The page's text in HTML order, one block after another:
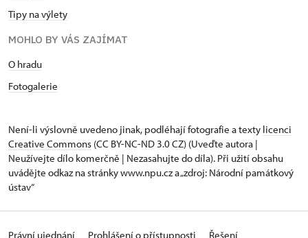
Tipy na výlety
MOHLO BY VÁS ZAJÍMAT
O hradu
Fotogalerie
Není-li výslovně uvedeno jinak, podléhají fotografie a texty licenci
Creative Commons (CC BY-NC-ND 3.0 CZ) (Uveďte autora |
Neužívejte dílo komerčně | Nezasahujte do díla). Při užití obsahu
uvádějte odkaz na stránky www.npu.cz a „zdroj: Národní památkový
ústav“
Právní ujednání Prohlášení o přístupnosti Řešení